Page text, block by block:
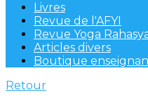
Livres
Revue de l'AFYI
Revue Yoga
Articles divers
Boutique
Retour